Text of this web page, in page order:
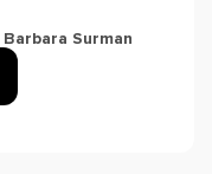
Barbara Surman